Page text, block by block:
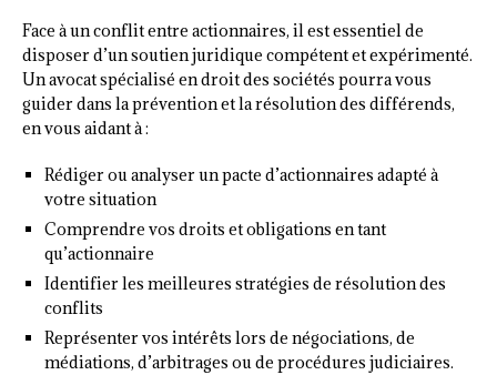
Face à un conflit entre actionnaires, il est essentiel de
disposer d’un soutien juridique compétent et expérimenté.
Un avocat spécialisé en droit des sociétés pourra vous
guider dans la prévention et la résolution des différends,
en vous aidant à :
Rédiger ou analyser un pacte d’actionnaires adapté à
votre situation
Comprendre vos droits et obligations en tant
qu’actionnaire
Identifier les meilleures stratégies de résolution des
conflits
Représenter vos intérêts lors de négociations, de
médiations, d’arbitrages ou de procédures judiciaires.